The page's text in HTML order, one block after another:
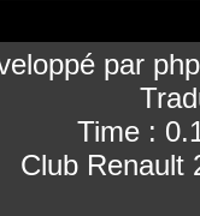
par
Time :
Club Renault